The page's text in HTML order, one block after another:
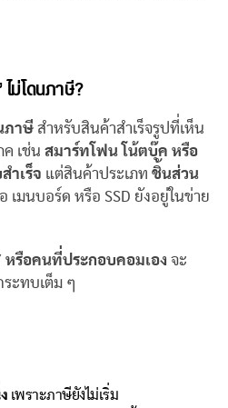
ม่โดนภาษี?
ภาษี สำหรับสินค้าสำเร็จรูปที่เห็น
เช่น สมาร์ทโฟน โน้ตบุ๊ค หรือ
ำเร็จ แต่สินค้าประเภท ชิ้นส่วน
เมนบอร์ด หรือ SSD ยังอยู่ในข่าย
หรือคนที่ประกอบคอมเอง จะ
ะทบเต็ม ๆ
เพราะภาษียังไม่เริ่ม